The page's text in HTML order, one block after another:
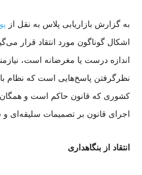
به گزارش بازاریابی پلاس به نقل از
اشکال گوناگون مورد انتقاد قرار
اندازه درست یا مغرضانه است،
نظرگرفتن پاسخ‌هایی است که نظام
کشوری که قانون حاکم است و همگان
اجرای قانون بر تصمیمات سلیقه‌ای
انتقاد از بنگاهداری